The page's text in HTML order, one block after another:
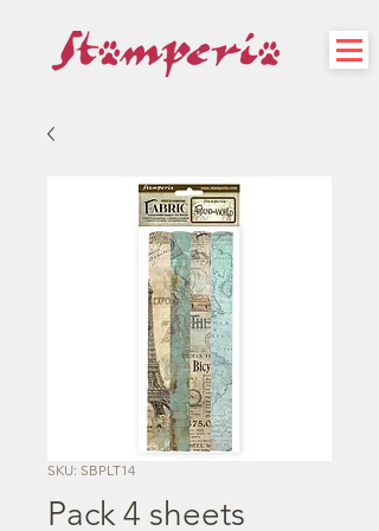
SKU: SBPLT14
Pack 4 sheets